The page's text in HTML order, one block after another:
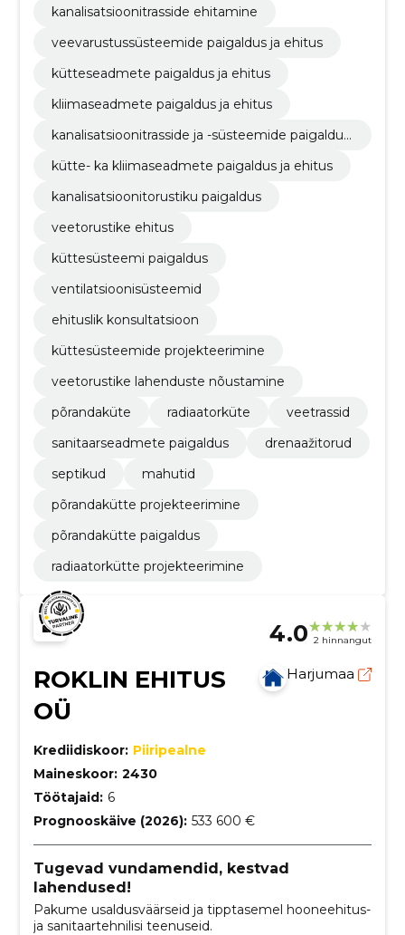
kanalisatsioonitrasside ehitamine
veevarustussüsteemide paigaldus ja ehitus
kütteseadmete paigaldus ja ehitus
kliimaseadmete paigaldus ja ehitus
kanalisatsioonitrasside ja -süsteemide paigaldus
kütte- ka kliimaseadmete paigaldus ja ehitus
kanalisatsioonitorustiku paigaldus
veetorustike ehitus
küttesüsteemi paigaldus
ventilatsioonisüsteemid
ehituslik konsultatsioon
küttesüsteemide projekteerimine
veetorustike lahenduste nõustamine
põrandaküte
radiaatorküte
veetrassid
sanitaarseadmete paigaldus
drenaažitorud
septikud
mahutid
põrandakütte projekteerimine
põrandakütte paigaldus
radiaatorkütte projekteerimine
4.0 2 hinnangut
ROKLIN EHITUS
OÜ
Harjumaa
Krediidiskoor: Piiripealne
Maineskoor: 2430
Töötajaid: 6
Prognooskäive (2026): 533 600 €
Tugevad vundamendid, kestvad
lahendused!
Pakume usaldusväärseid ja tipptasemel hooneehitus-
ja sanitaartehnilisi teenuseid.